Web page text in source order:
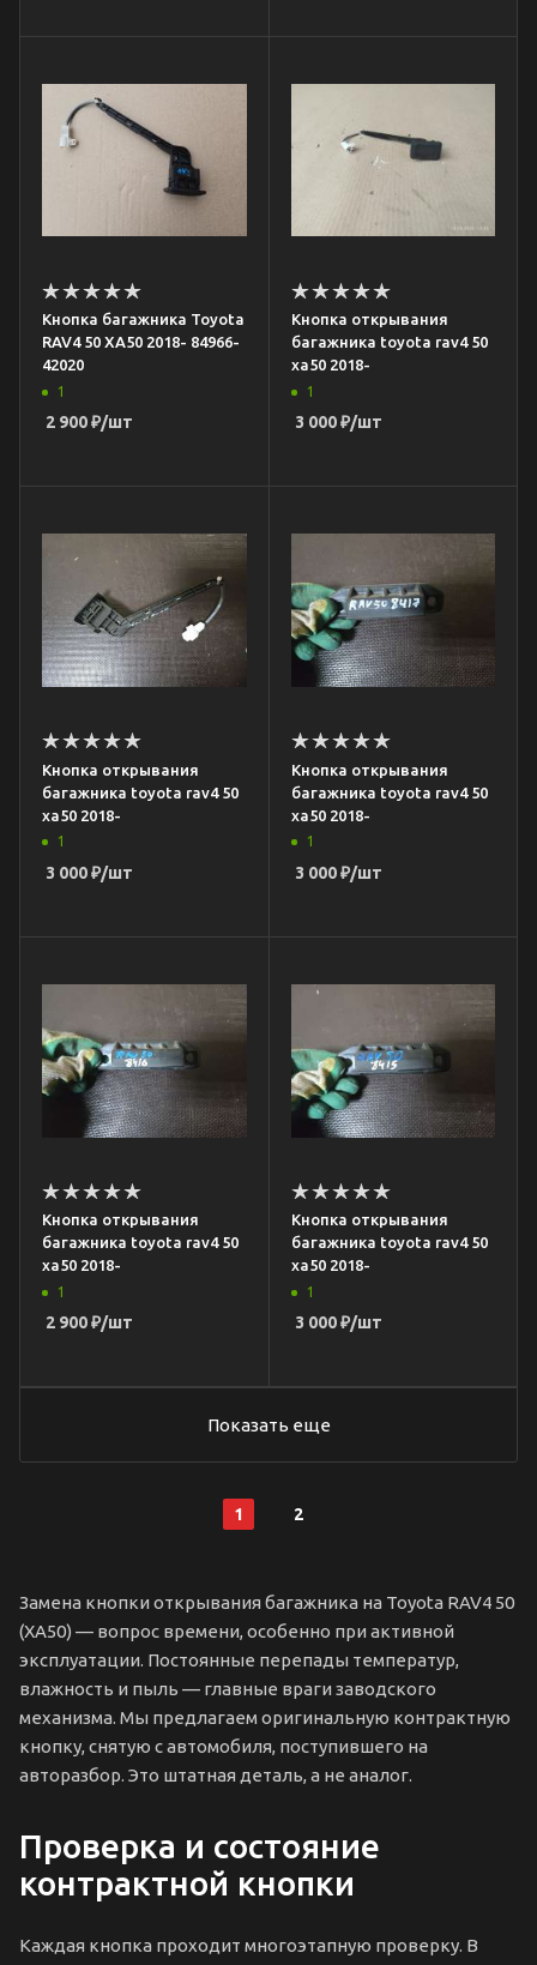
Кнопка багажника Toyota
RAV4 50 XA50 2018- 84966-
42020
1
2 900₽/шт
Кнопка открывания
багажника toyota rav4 50
xa50 2018-
1
3 000₽/шт
Кнопка открывания
багажника toyota rav4 50
xa50 2018-
1
3 000₽/шт
Кнопка открывания
багажника toyota rav4 50
xa50 2018-
1
3 000₽/шт
Кнопка открывания
багажника toyota rav4 50
xa50 2018-
1
2 900₽/шт
Кнопка открывания
багажника toyota rav4 50
xa50 2018-
1
3 000₽/шт
Показать еще
1 2
Замена кнопки открывания багажника на Toyota RAV4 50
(XA50) — вопрос времени, особенно при активной
эксплуатации. Постоянные перепады температур,
влажность и пыль — главные враги заводского
механизма. Мы предлагаем оригинальную контрактную
кнопку, снятую с автомобиля, поступившего на
авторазбор. Это штатная деталь, а не аналог.
Проверка и состояние
контрактной кнопки
Каждая кнопка проходит многоэтапную проверку. В